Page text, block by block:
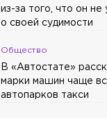
из-за того, что он не
о своей судимости
Общество
В «Автостате»
марки машин чаще
автопарков такси